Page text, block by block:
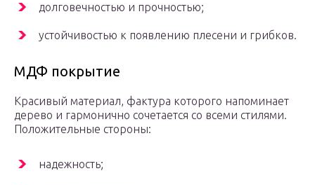
долговечностью и прочностью;
устойчивостью к появлению плесени и грибков.
МДФ покрытие
Красивый материал, фактура которого напоминает
дерево и гармонично сочетается со всеми стилями.
Положительные стороны:
надежность;